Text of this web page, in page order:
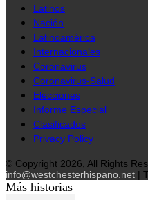
Latinos
Nación
Latinoamérica
Internacionales
Coronavirus
Coronavirus-Salud
Elecciones
Informe Especial
Clasificados
Privacy Policy
© Copyright 2026, All Rights
info@westchesterhispano.net |
Más historias